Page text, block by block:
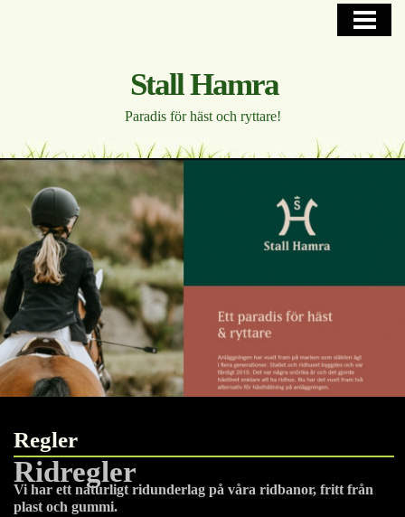
WESTERN
FOTOGALLERI
KONTAKTA, HITTA
BLOGG
INTERNT
Stall Hamra
Paradis för häst och ryttare!
Regler
Ridregler
Vi har ett naturligt ridunderlag på våra ridbanor, fritt från
plast och gummi.